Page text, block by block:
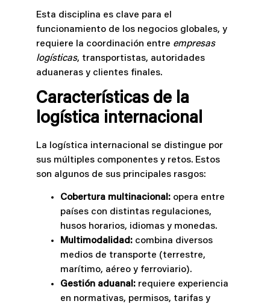
Esta disciplina es clave para el
funcionamiento de los negocios globales, y
requiere la coordinación entre empresas
logísticas, transportistas, autoridades
aduaneras y clientes finales.
Características de la
logística internacional
La logística internacional se distingue por
sus múltiples componentes y retos. Estos
son algunos de sus principales rasgos:
Cobertura multinacional: opera entre
países con distintas regulaciones,
husos horarios, idiomas y monedas.
Multimodalidad: combina diversos
medios de transporte (terrestre,
marítimo, aéreo y ferroviario).
Gestión aduanal: requiere experiencia
en normativas, permisos, tarifas y